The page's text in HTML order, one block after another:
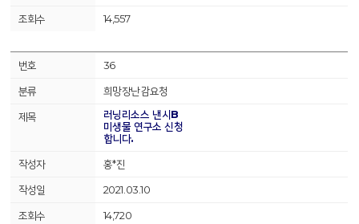
14,557
36
희망장난감요청
러닝리소스 낸시B
미생물 연구소 신청
합니다.
홍*진
2021.03.10
14,720